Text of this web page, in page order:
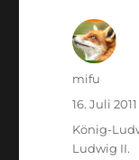
Autor
mifu
am
16. Juli 2011
Kategorien
König-
Ludwig II.